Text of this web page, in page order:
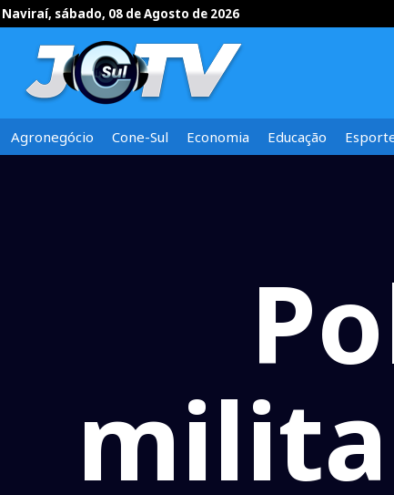
Naviraí, sábado, 08 de Agosto de 2026
Agronegócio Cone-Sul Economia Educação